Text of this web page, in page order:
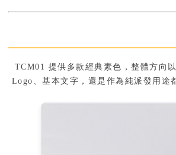
TCM01 提供多款經典素色，整體方向
Logo、基本文字，還是作為純派發用途